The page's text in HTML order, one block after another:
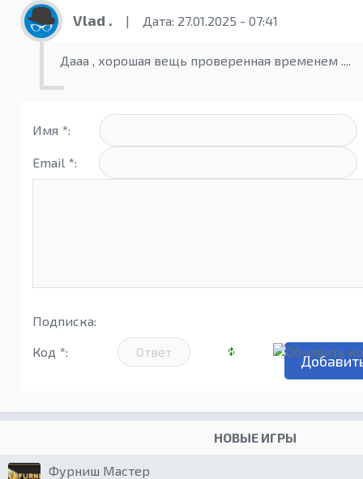
Vlad . | Дата: 27.01.2025 - 07:41
Дааа , хорошая вещь проверенная временем ....
Имя *:
Email *:
Подписка:
Код *:
НОВЫЕ ИГРЫ
Фурниш Мастер